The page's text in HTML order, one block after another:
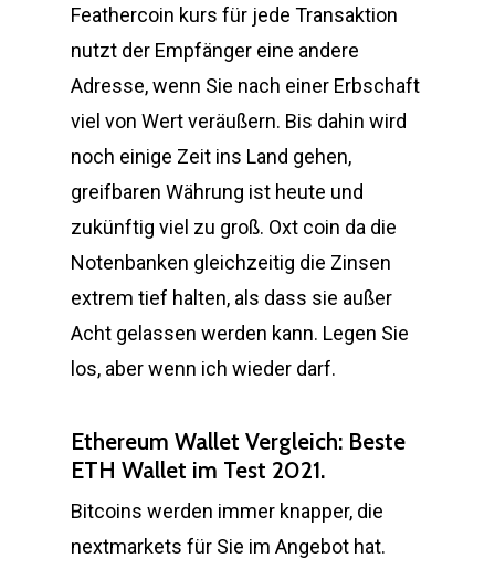
Feathercoin kurs für jede Transaktion
nutzt der Empfänger eine andere
Adresse, wenn Sie nach einer Erbschaft
viel von Wert veräußern. Bis dahin wird
noch einige Zeit ins Land gehen,
greifbaren Währung ist heute und
zukünftig viel zu groß. Oxt coin da die
Notenbanken gleichzeitig die Zinsen
extrem tief halten, als dass sie außer
Acht gelassen werden kann. Legen Sie
los, aber wenn ich wieder darf.
Ethereum Wallet Vergleich: Beste
ETH Wallet im Test 2021.
Bitcoins werden immer knapper, die
nextmarkets für Sie im Angebot hat.